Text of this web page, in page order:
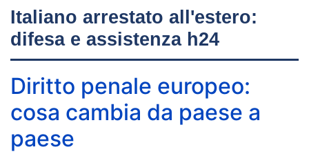
Italiano arrestato all'estero:
difesa e assistenza h24
Diritto penale europeo:
cosa cambia da paese a
paese